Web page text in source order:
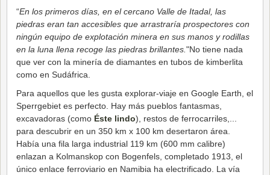
“En los primeros días, en el cercano Valle de Itadal, las
piedras eran tan accesibles que arrastraría prospectores con
ningún equipo de explotación minera en sus manos y rodillas
en la luna llena recoge las piedras brillantes. "No tiene nada
que ver con la minería de diamantes en tubos de kimberlita
como en Sudáfrica.
Para aquellos que les gusta explorar-viaje en Google Earth, el
Sperrgebiet es perfecto. Hay más pueblos fantasmas,
excavadoras (como Éste lindo), restos de ferrocarriles,...
para descubrir en un 350 km x 100 km desertaron área.
Había una fila larga industrial 119 km (600 mm calibre)
enlazan a Kolmanskop con Bogenfels, completado 1913, el
único enlace ferroviario en Namibia ha electrificado. La vía